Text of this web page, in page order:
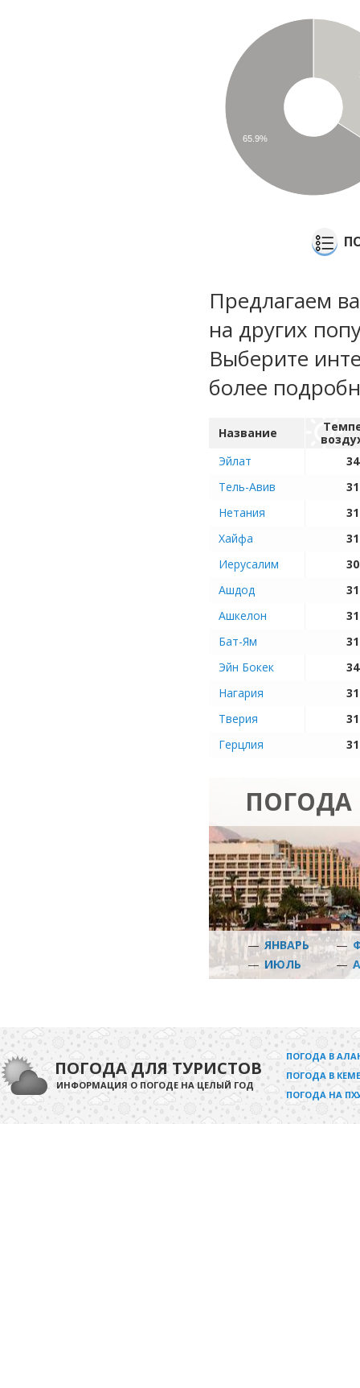
65.9%
Предлагаем
на других
Выберите
более
Название
Эйлат
Тель-Авив
Нетания
Хайфа
Иерусалим
Ашдод
Ашкелон
Бат-Ям
Эйн Бокек
Нагария
Тверия
Герцлия
ПОГОДА
— ЯНВАРЬ —
— ИЮЛЬ —
ПОГОДА ДЛЯ ТУРИСТОВ
ИНФОРМАЦИЯ О ПОГОДЕ НА ЦЕЛЫЙ ГОД
ПОГОДА В
ПОГОДА В
ПОГОДА НА